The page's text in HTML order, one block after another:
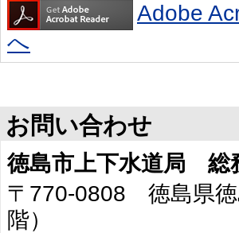
Adobe
へ
お問い合わせ
徳島市上下水道局 総
〒770-0808 徳島県徳
階）